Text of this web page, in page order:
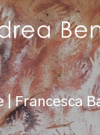
| Francesca